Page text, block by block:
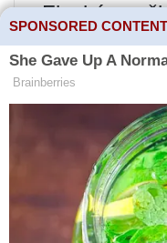
Finská
barvy a
dřevěných
značky je
vybavení,
SPONSORED CONTENT